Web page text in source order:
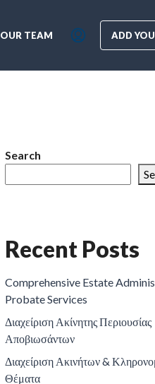
OUR TEAM ADD
Search
Recent Posts
Comprehensive Estate
Probate Services
Διαχείριση Ακίνητης Περιουσίας
Αποβιωσάντων
Διαχείριση Ακινήτων &
Θέματα